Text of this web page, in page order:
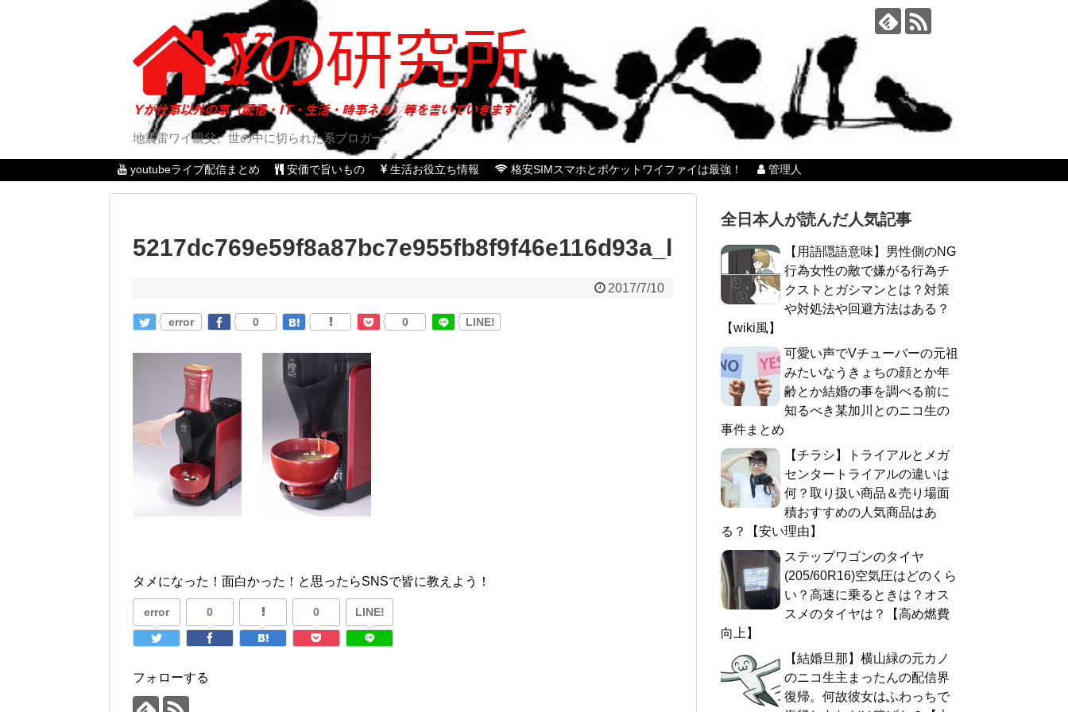
地震雷ワイ親父。世の中に切られた系ブロガー。
youtubeライブ配信まとめ 安価で旨いもの 生活お役立ち情報 格安SIMスマホとポケットワイファイは最強！ 管理人
5217dc769e59f8a87bc7e955fb8f9f46e116d93a_l
2017/7/10
error 0 0 LINE!
タメになった！面白かった！と思ったらSNSで皆に教えよう！
error 0 0 LINE!
フォローする
全日本人が読んだ人気記事
【用語隠語意味】男性側のNG
行為女性の敵で嫌がる行為チ
クストとガシマンとは？対策
や対処法や回避方法はある？
【wiki風】
可愛い声でVチューバーの元祖
みたいなうきょちの顔とか年
齢とか結婚の事を調べる前に
知るべき某加川とのニコ生の
事件まとめ
【チラシ】トライアルとメガ
センタートライアルの違いは
何？取り扱い商品＆売り場面
積おすすめの人気商品はあ
る？【安い理由】
ステップワゴンのタイヤ
(205/60R16)空気圧はどのくら
い？高速に乗るときは？オス
スメのタイヤは？【高め燃費
向上】
【結婚旦那】横山緑の元カノ
のニコ生主まったんの配信界
復帰。何故彼女はふわっちで